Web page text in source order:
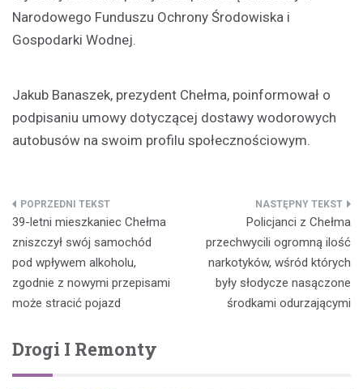
Narodowego Funduszu Ochrony Środowiska i
Gospodarki Wodnej.
Jakub Banaszek, prezydent Chełma, poinformował o
podpisaniu umowy dotyczącej dostawy wodorowych
autobusów na swoim profilu społecznościowym.
Nawigacja
wpisu
39-letni mieszkaniec Chełma
zniszczył swój samochód
pod wpływem alkoholu,
zgodnie z nowymi przepisami
może stracić pojazd
Policjanci z Chełma
przechwycili ogromną ilość
narkotyków, wśród których
były słodycze nasączone
środkami odurzającymi
Drogi I Remonty